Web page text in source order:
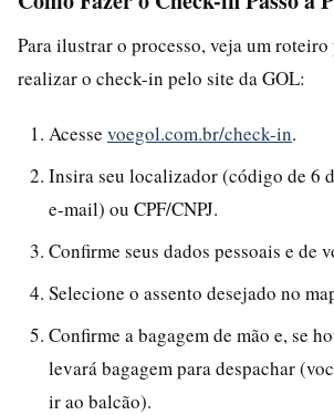
Para ilustrar o processo, veja um
realizar o check-in pelo site da GOL:
Acesse voegol.com.br/check-in.
Insira seu localizador (código de 6
e-mail) ou CPF/CNPJ.
Confirme seus dados pessoais e de
Selecione o assento desejado no
Confirme a bagagem de mão e, se
levará bagagem para despachar
ir ao balcão).